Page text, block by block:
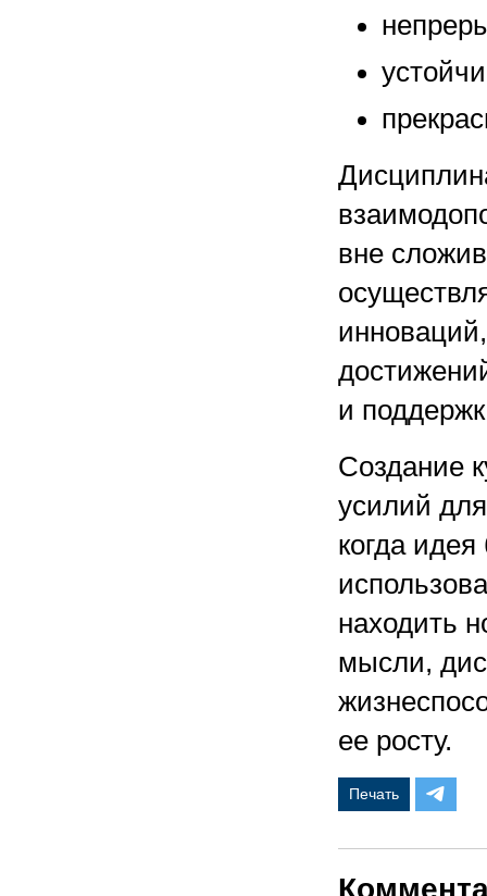
вне
и
Создание
усилий
когда
находить
мысли,
ее росту.
Печать